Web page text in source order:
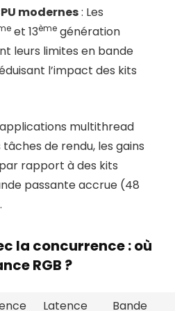
modernes: Les
et 13ème génération
leurs limites en bande
l’impact des kits
multithread
de rendu, les gains
rapport à des kits
passante accrue (48
la concurrence : où
RGB ?
Latence
Bande